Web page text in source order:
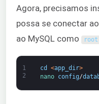
Agora, precisamos
possa se conectar
ao MySQL como
root
1
2
cd <app_dir>
nano config/